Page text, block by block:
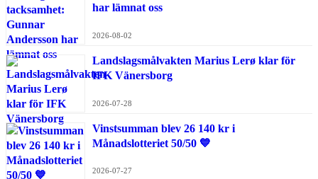
har lämnat oss
2026-08-02
Landslagsmålvakten Marius Lerø klar för
IFK Vänersborg
2026-07-28
Vinstsumman blev 26 140 kr i
Månadslotteriet 50/50 💙
2026-07-27